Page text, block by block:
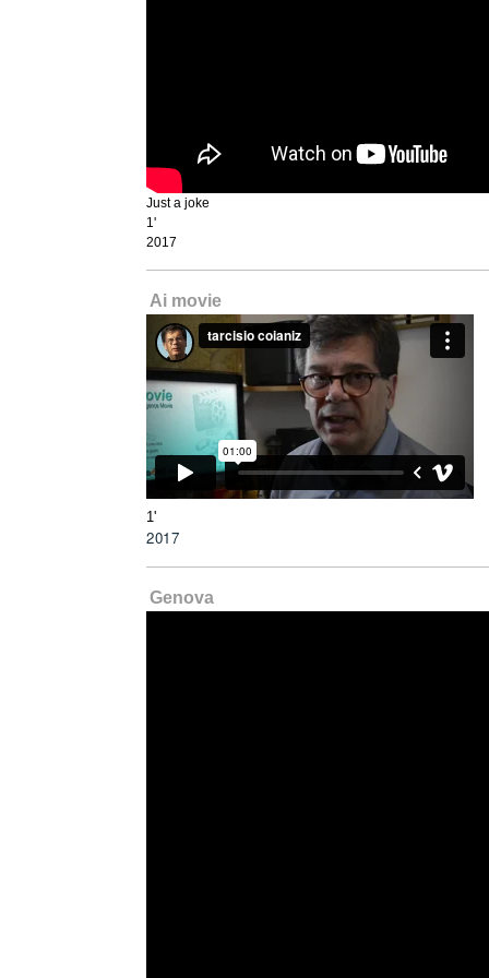
Just a joke
1'
2017
Ai movie
1'
2017
Genova